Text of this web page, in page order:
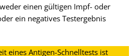
einen gültigen Impf- oder
ein negatives Testergebnis
eines Antigen-Schnelltests ist